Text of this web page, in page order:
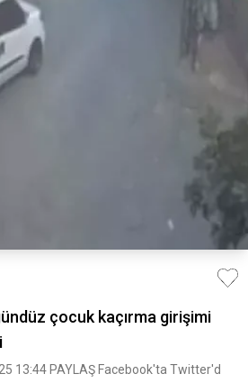
çocuk kaçırma girişimi
13:44 PAYLAŞ Facebook'ta Twitter'd